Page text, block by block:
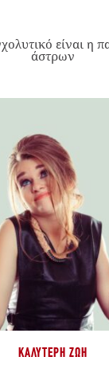
είναι η
άστρων
ΚΑΛΎΤΕΡΗ ΖΩΉ